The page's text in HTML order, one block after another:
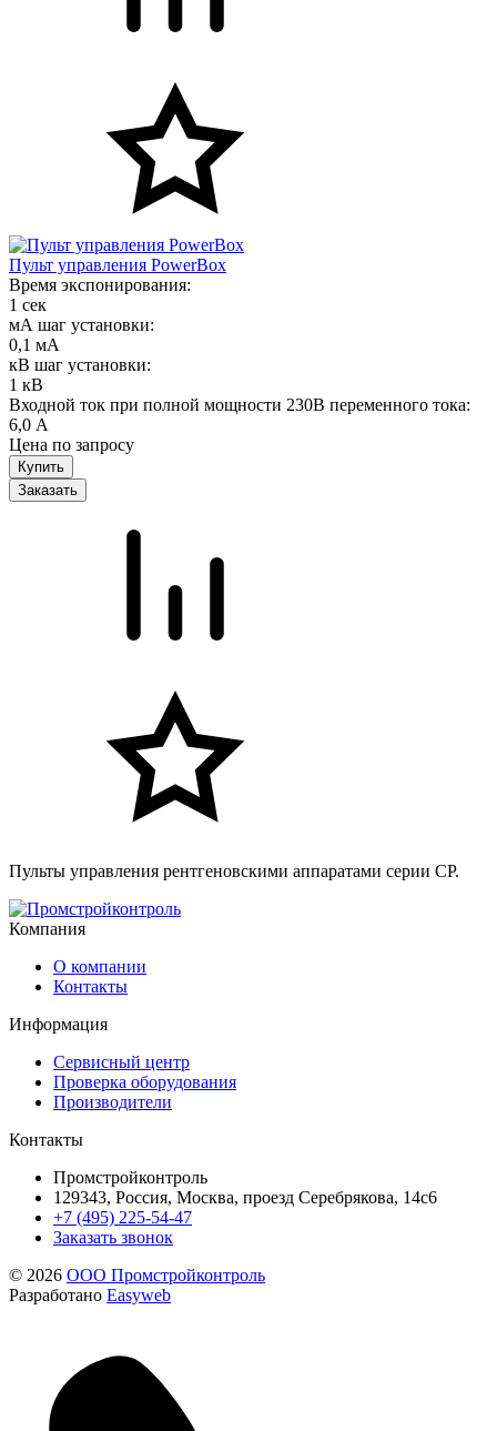
Пульт управления PowerBox
Время экспонирования:
1 сек
мА шаг установки:
0,1 мА
кВ шаг установки:
1 кВ
Входной ток при полной мощности 230В переменного тока:
6,0 А
Цена по запросу
Заказать
Пульты управления рентгеновскими аппаратами серии CP.
Компания
О компании
Контакты
Информация
Сервисный центр
Проверка оборудования
Производители
Контакты
Промстройконтроль
129343, Россия, Москва, проезд Серебрякова, 14с6
+7 (495) 225-54-47
Заказать звонок
© 2026 ООО Промстройконтроль
Разработано Easyweb